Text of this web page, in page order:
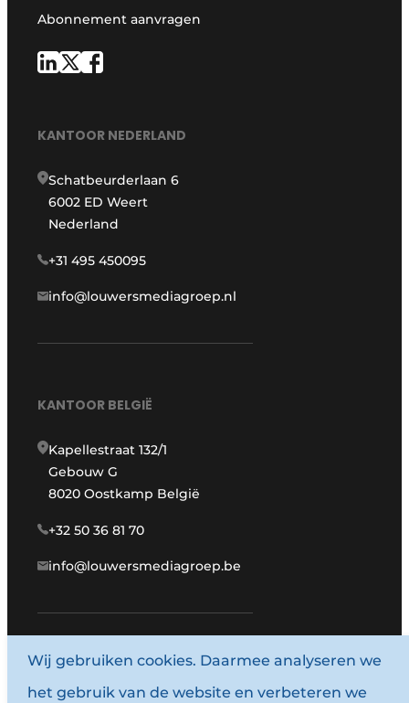
Abonnement aanvragen
KANTOOR NEDERLAND
Schatbeurderlaan 6
6002 ED Weert
Nederland
+31 495 450095
info@louwersmediagroep.nl
KANTOOR BELGIË
Kapellestraat 132/1
Gebouw G
8020 Oostkamp België
+32 50 36 81 70
info@louwersmediagroep.be
www.louwersmediagroep.com
© 1987 - 2026 Louwersmediagroep.
Wij gebruiken cookies. Daarmee analyseren we
het gebruik van de website en verbeteren we